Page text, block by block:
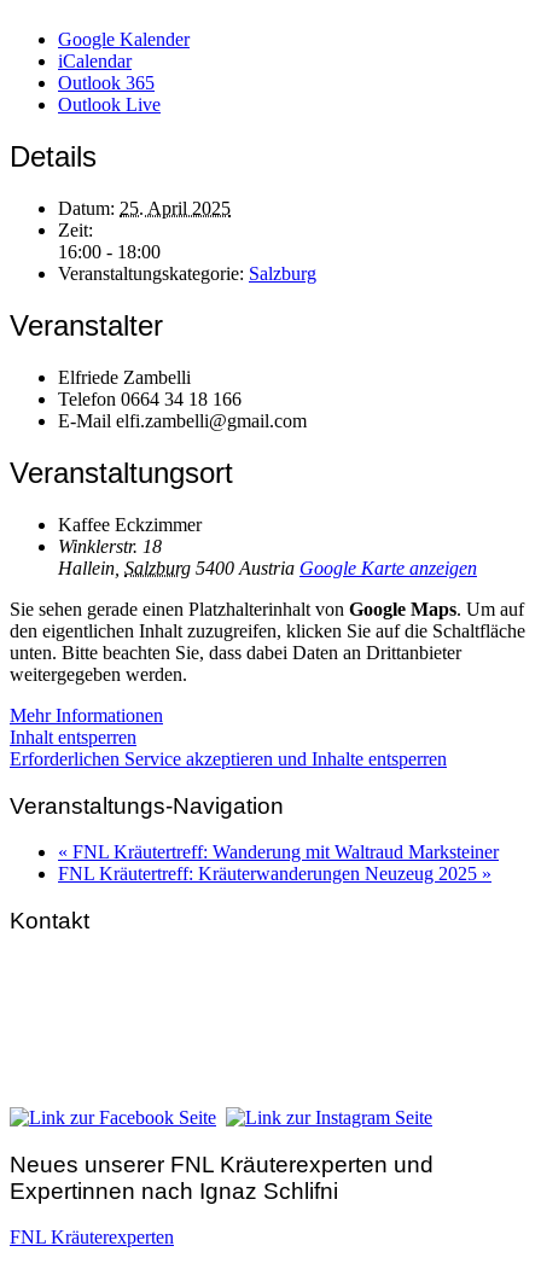
Google Kalender
iCalendar
Outlook 365
Outlook Live
Details
Datum: 25. April 2025
Zeit:
16:00 - 18:00
Veranstaltungskategorie: Salzburg
Veranstalter
Elfriede Zambelli
Telefon 0664 34 18 166
E-Mail elfi.zambelli@gmail.com
Veranstaltungsort
Kaffee Eckzimmer
Winklerstr. 18
Hallein Salzburg 5400 Austria Google Karte anzeigen
Sie sehen gerade einen Platzhalterinhalt von Google Maps. Um auf
den eigentlichen Inhalt zuzugreifen, klicken Sie auf die Schaltfläche
unten. Bitte beachten Sie, dass dabei Daten an Drittanbieter
weitergegeben werden.
Mehr Informationen
Inhalt entsperren
Erforderlichen Service akzeptieren und Inhalte entsperren
Veranstaltungs-Navigation
« FNL Kräutertreff: Wanderung mit Waltraud Marksteiner
FNL Kräutertreff: Kräuterwanderungen Neuzeug 2025 »
Kontakt
Neues unserer FNL Kräuterexperten und
Expertinnen nach Ignaz Schlifni
FNL Kräuterexperten